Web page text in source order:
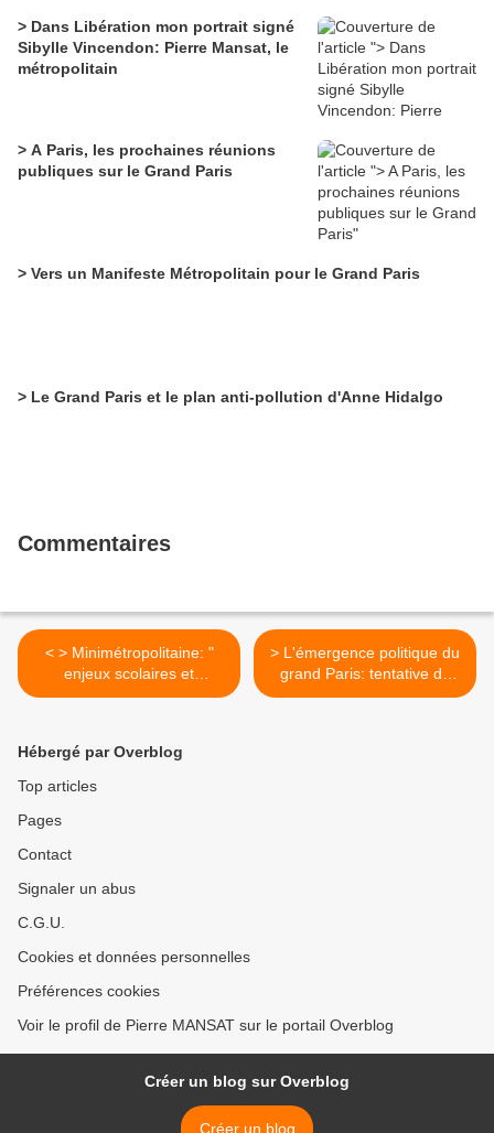
> Dans Libération mon portrait signé
Sibylle Vincendon: Pierre Mansat, le
métropolitain
> A Paris, les prochaines réunions
publiques sur le Grand Paris
> Vers un Manifeste Métropolitain pour le Grand Paris
> Le Grand Paris et le plan anti-pollution d'Anne Hidalgo
Commentaires
< > Minimétropolitaine: "
enjeux scolaires et
ségrégations urbaines dans
> L'émergence politique du
grand Paris: tentative de
chronologie >
Hébergé par Overblog
Top articles
Pages
Contact
Signaler un abus
C.G.U.
Cookies et données personnelles
Préférences cookies
Voir le profil de Pierre MANSAT sur le portail Overblog
Créer un blog sur Overblog
Créer un blog